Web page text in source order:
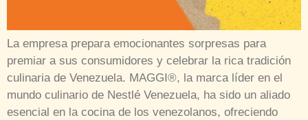
La empresa prepara emocionantes sorpresas para
premiar a sus consumidores y celebrar la rica tradición
culinaria de Venezuela. MAGGI®, la marca líder en el
mundo culinario de Nestlé Venezuela, ha sido un aliado
esencial en la cocina de los venezolanos, ofreciendo